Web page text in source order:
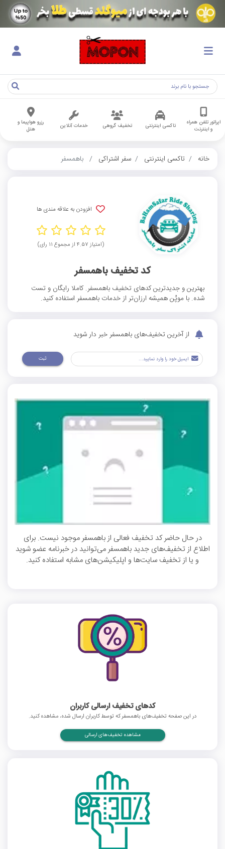
اپراتور تلفن همراه
و اینترنت
تاکسی اینترنتی تخفیف گروهی خدمات آنلاین
رزرو هواپیما و
هتل
خانه تاکسی اینترنتی سفر اشتراکی باهمسفر
افزودن به علاقه مندی ها
(امتیاز ۴.۵۷ از مجموع ۱۱ رای)
کد تخفیف باهمسفر
بهترین و جدیدترین کدهای تخفیف باهمسفر. کاملا رایگان و تست
شده. با موپُن همیشه ارزان‌تر از خدمات باهمسفر استفاده کنید.
از آخرین تخفیف‌های باهمسفر خبر دار شوید
ثبت
در حال حاضر کد تخفیف فعالی از باهمسفر موجود نیست. برای
اطلاع از تخفیف‌های جدید باهمسفر می‌توانید در خبرنامه عضو شوید
و یا از تخفیف سایت‌ها و اپلیکیشن‌های مشابه استفاده کنید.
کدهای تخفیف ارسالی کاربران
در این صفحه تخفیف‌های باهمسفر که توسط کاربران ارسال شده، مشاهده کنید.
مشاهده تخفیف‌های ارسالی